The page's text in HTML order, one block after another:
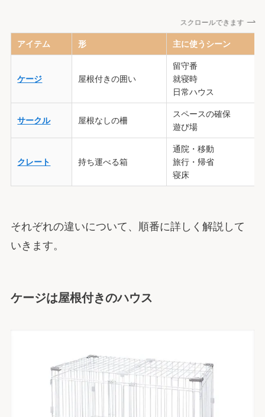
スクロールできます
アイテム 形 主に使うシーン
ケージ 屋根付きの囲い
留守番
就寝時
日常ハウス
サークル 屋根なしの柵
スペースの確保
遊び場
クレート 持ち運べる箱
通院・移動
旅行・帰省
寝床
それぞれの違いについて、順番に詳しく解説して
いきます。
ケージは屋根付きのハウス